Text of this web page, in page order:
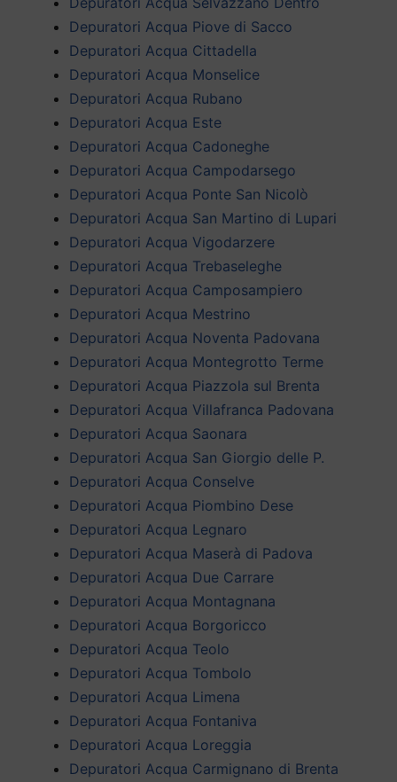
Depuratori Acqua Piove di Sacco
Depuratori Acqua Cittadella
Depuratori Acqua Monselice
Depuratori Acqua Rubano
Depuratori Acqua Este
Depuratori Acqua Cadoneghe
Depuratori Acqua Campodarsego
Depuratori Acqua Ponte San Nicolò
Depuratori Acqua San Martino di Lupari
Depuratori Acqua Vigodarzere
Depuratori Acqua Trebaseleghe
Depuratori Acqua Camposampiero
Depuratori Acqua Mestrino
Depuratori Acqua Noventa Padovana
Depuratori Acqua Montegrotto Terme
Depuratori Acqua Piazzola sul Brenta
Depuratori Acqua Villafranca Padovana
Depuratori Acqua Saonara
Depuratori Acqua San Giorgio delle P.
Depuratori Acqua Conselve
Depuratori Acqua Piombino Dese
Depuratori Acqua Legnaro
Depuratori Acqua Maserà di Padova
Depuratori Acqua Due Carrare
Depuratori Acqua Montagnana
Depuratori Acqua Borgoricco
Depuratori Acqua Teolo
Depuratori Acqua Tombolo
Depuratori Acqua Limena
Depuratori Acqua Fontaniva
Depuratori Acqua Loreggia
Depuratori Acqua Carmignano di Brenta